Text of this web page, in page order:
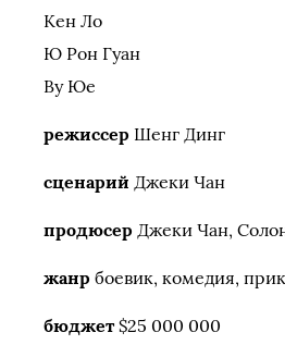
Кен Ло
Ю Рон Гуан
Ву Юе
режиссер Шенг Динг
сценарий Джеки Чан
продюсер Джеки Чан,
жанр боевик, комедия,
бюджет$25 000 000